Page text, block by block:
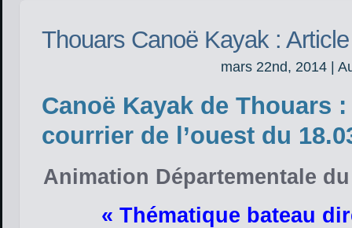
Thouars Canoë Kayak :
mars 22nd, 2014 |
Canoë Kayak de Thouars
courrier de l’ouest du
Animation Départementale
« Thématique bateau